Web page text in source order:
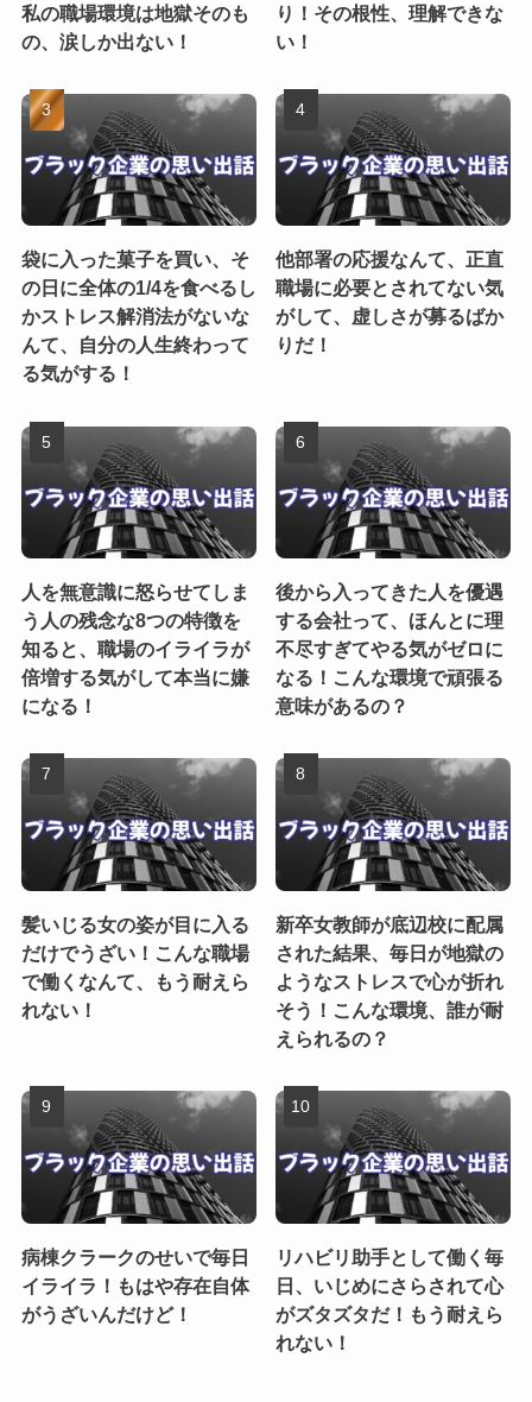
私の職場環境は地獄そのも
の、涙しか出ない！
り！その根性、理解できな
い！
袋に入った菓子を買い、そ
の日に全体の1/4を食べるし
かストレス解消法がないな
んて、自分の人生終わって
る気がする！
他部署の応援なんて、正直
職場に必要とされてない気
がして、虚しさが募るばか
りだ！
人を無意識に怒らせてしま
う人の残念な8つの特徴を
知ると、職場のイライラが
倍増する気がして本当に嫌
になる！
後から入ってきた人を優遇
する会社って、ほんとに理
不尽すぎてやる気がゼロに
なる！こんな環境で頑張る
意味があるの？
髪いじる女の姿が目に入る
だけでうざい！こんな職場
で働くなんて、もう耐えら
れない！
新卒女教師が底辺校に配属
された結果、毎日が地獄の
ようなストレスで心が折れ
そう！こんな環境、誰が耐
えられるの？
病棟クラークのせいで毎日
イライラ！もはや存在自体
がうざいんだけど！
リハビリ助手として働く毎
日、いじめにさらされて心
がズタズタだ！もう耐えら
れない！